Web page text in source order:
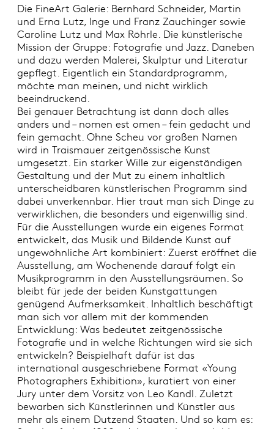
Die FineArt Galerie: Bernhard Schneider, Martin
und Erna Lutz, Inge und Franz Zauchinger sowie
Caroline Lutz und Max Röhrle. Die künstlerische
Mission der Gruppe: Fotografie und Jazz. Daneben
und dazu werden Malerei, Skulptur und Literatur
gepflegt. Eigentlich ein Standardprogramm,
möchte man meinen, und nicht wirklich
beeindruckend.
Bei genauer Betrachtung ist dann doch alles
anders und – nomen est omen – fein gedacht und
fein gemacht. Ohne Scheu vor großen Namen
wird in Traismauer zeitgenössische Kunst
umgesetzt. Ein starker Wille zur eigenständigen
Gestaltung und der Mut zu einem inhaltlich
unterscheidbaren künstlerischen Programm sind
dabei unverkennbar. Hier traut man sich Dinge zu
verwirklichen, die besonders und eigenwillig sind.
Für die Ausstellungen wurde ein eigenes Format
entwickelt, das Musik und Bildende Kunst auf
ungewöhnliche Art kombiniert: Zuerst eröffnet die
Ausstellung, am Wochenende darauf folgt ein
Musikprogramm in den Ausstellungsräumen. So
bleibt für jede der beiden Kunstgattungen
genügend Aufmerksamkeit. Inhaltlich beschäftigt
man sich vor allem mit der kommenden
Entwicklung: Was bedeutet zeitgenössische
Fotografie und in welche Richtungen wird sie sich
entwickeln? Beispielhaft dafür ist das
international ausgeschriebene Format «Young
Photographers Exhibition», kuratiert von einer
Jury unter dem Vorsitz von Leo Kandl. Zuletzt
bewarben sich Künstlerinnen und Künstler aus
mehr als einem Dutzend Staaten. Und so kam es: